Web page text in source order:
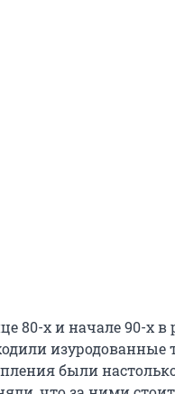
80-х и начале 90-х
были